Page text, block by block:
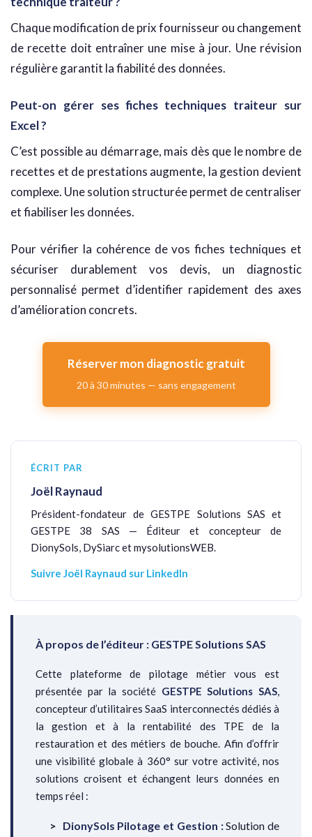
Chaque modification de prix fournisseur ou changement
de recette doit entraîner une mise à jour. Une révision
régulière garantit la fiabilité des données.
Peut-on gérer ses fiches techniques traiteur sur
Excel ?
C’est possible au démarrage, mais dès que le nombre de
recettes et de prestations augmente, la gestion devient
complexe. Une solution structurée permet de centraliser
et fiabiliser les données.
Pour vérifier la cohérence de vos fiches techniques et
sécuriser durablement vos devis, un diagnostic
personnalisé permet d’identifier rapidement des axes
d’amélioration concrets.
Réserver mon diagnostic gratuit
20 à 30 minutes — sans engagement
ÉCRIT PAR
Joël Raynaud
Président-fondateur de GESTPE Solutions SAS et
GESTPE 38 SAS — Éditeur et concepteur de
DionySols, DySiarc et mysolutionsWEB.
Suivre Joël Raynaud sur LinkedIn
À propos de l’éditeur : GESTPE Solutions SAS
Cette plateforme de pilotage métier vous est
présentée par la société GESTPE Solutions SAS
concepteur d’utilitaires SaaS interconnectés dédiés à
la gestion et à la rentabilité des TPE de la
restauration et des métiers de bouche. Afin d’offrir
une visibilité globale à 360° sur votre activité, nos
solutions croisent et échangent leurs données en
temps réel :
DionySols Pilotage et Gestion :Solution de